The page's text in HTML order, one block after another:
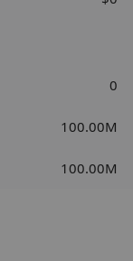
0
100.00M
100.00M